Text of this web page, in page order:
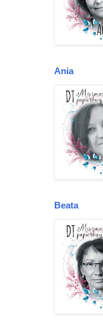
Ania
Beata